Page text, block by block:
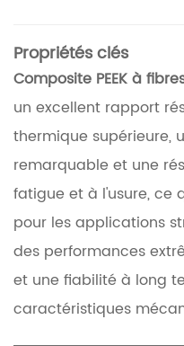
Propriétés clés
Composite PEEK à
un excellent rapport
thermique supérieure,
remarquable et une
fatigue et à l'usure, ce
pour les applications
des performances
et une fiabilité à long
caractéristiques